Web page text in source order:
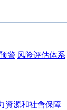
警 风险评估体系
資源和社會保障